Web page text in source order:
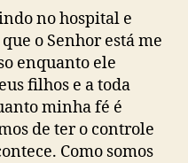
no hospital e
o Senhor está me
enquanto ele
filhos e a toda
minha fé é
de ter o controle
Como somos